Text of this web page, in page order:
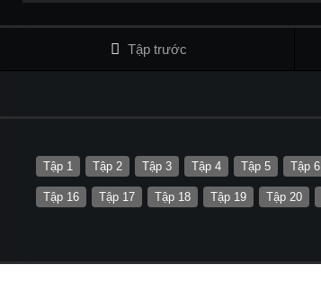
Tập trước
Tập 1 Tập 2 Tập 3 Tập 4 Tập 5 Tập 6
Tập 16 Tập 17 Tập 18 Tập 19 Tập 20